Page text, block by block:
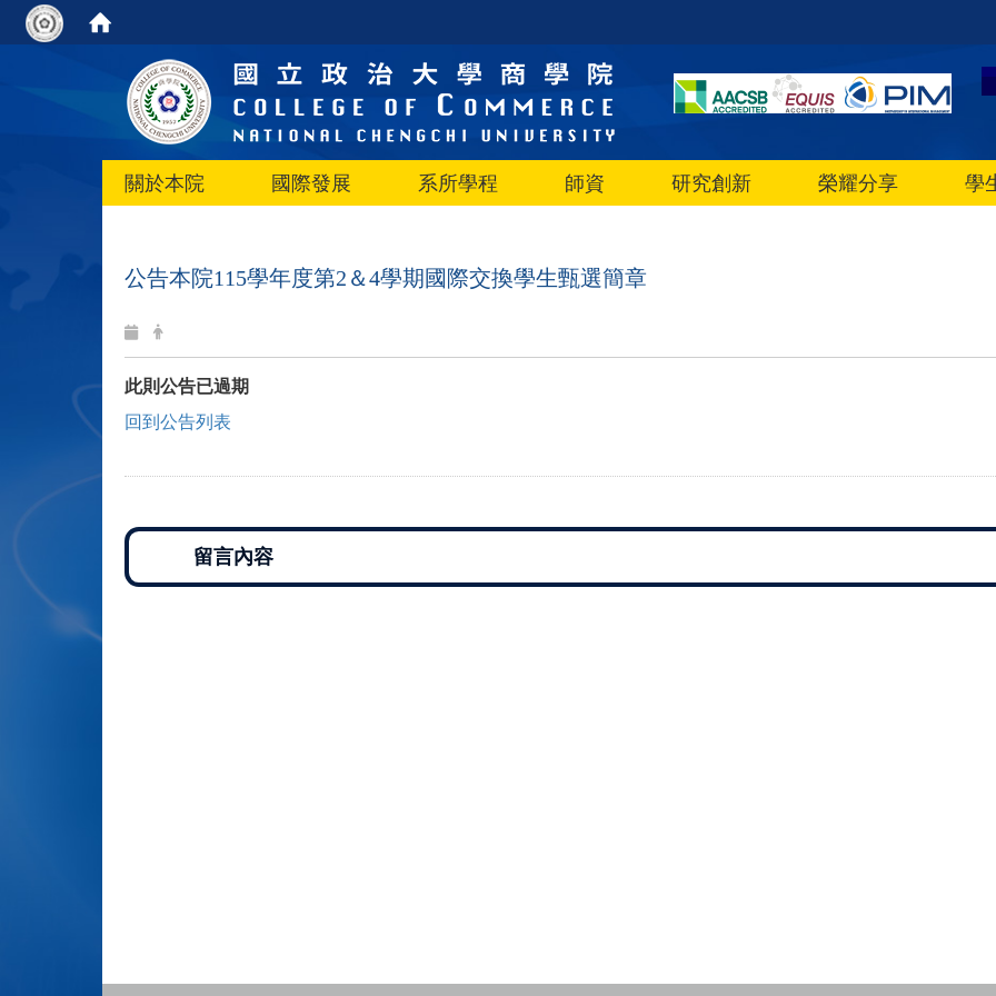
關於本院 國際發展 系所學程 師資 研究創新 榮耀分享 學
公告本院115學年度第2＆4學期國際交換學生甄選簡章
此則公告已過期
回到公告列表